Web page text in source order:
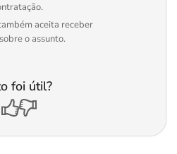
aceita receber
o assunto.
foi útil?